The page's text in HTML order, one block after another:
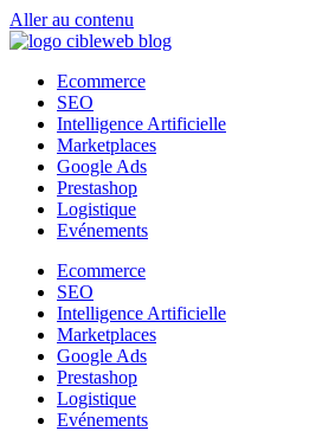
Aller au contenu
Ecommerce
SEO
Intelligence Artificielle
Marketplaces
Google Ads
Prestashop
Logistique
Evénements
Ecommerce
SEO
Intelligence Artificielle
Marketplaces
Google Ads
Prestashop
Logistique
Evénements